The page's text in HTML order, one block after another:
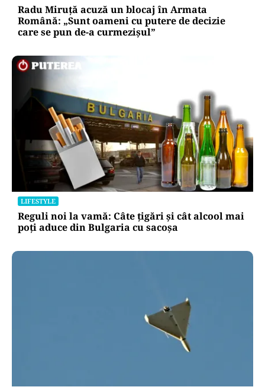
Radu Miruță acuză un blocaj în Armata
Română: „Sunt oameni cu putere de decizie
care se pun de-a curmezișul”
LIFESTYLE
Reguli noi la vamă: Câte țigări și cât alcool mai
poți aduce din Bulgaria cu sacoșa